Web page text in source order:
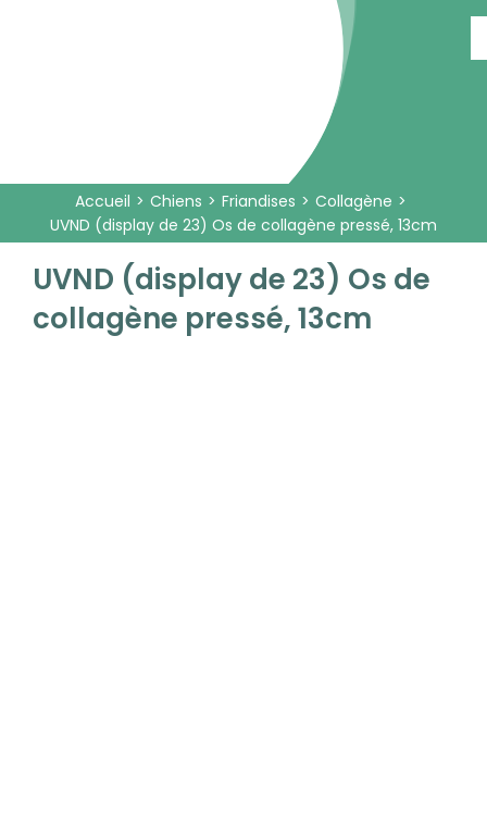
Accueil Chiens Friandises
Collagène
UVND (display de 23) Os de collagène pressé, 13cm
UVND (display de 23) Os de
collagène pressé, 13cm